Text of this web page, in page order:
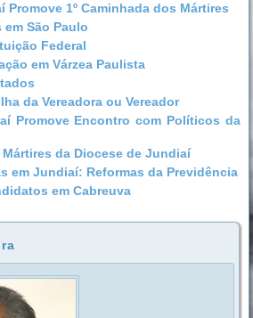
Promove 1º Caminhada dos Mártires
em São Paulo
Federal
em Várzea Paulista
da Vereadora ou Vereador
Promove Encontro com Políticos da
Mártires da Diocese de Jundiaí
em Jundiaí: Reformas da Previdência
em Cabreuva